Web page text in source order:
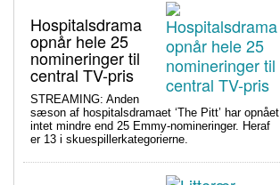
Hospitalsdrama
opnår hele 25
nomineringer til
central TV-pris
STREAMING: Anden
sæson af hospitalsdramaet ‘The Pitt’ har opnået
intet mindre end 25 Emmy-nomineringer. Heraf
er 13 i skuespillerkategorierne.